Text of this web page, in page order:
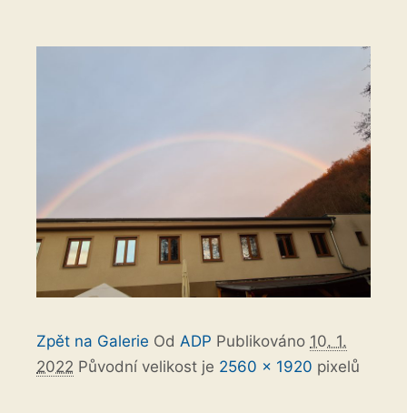
Zpět na Galerie Od ADP Publikováno 10. 1.
2022 Původní velikost je 2560 × 1920 pixelů